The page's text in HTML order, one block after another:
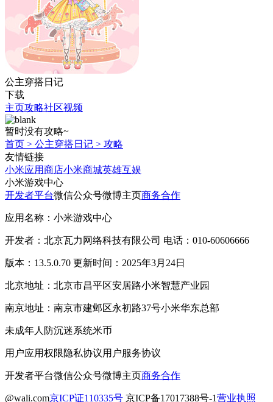
公主穿搭日记
下载
主页攻略社区视频
暂时没有攻略~
首页 > 公主穿搭日记 > 攻略
友情链接
小米应用商店小米商城英雄互娱
小米游戏中心
开发者平台微信公众号微博主页商务合作
应用名称：小米游戏中心
开发者：北京瓦力网络科技有限公司 电话：010-60606666
版本：13.5.0.70 更新时间：2025年3月24日
北京地址：北京市昌平区安居路小米智慧产业园
南京地址：南京市建邺区永初路37号小米华东总部
未成年人防沉迷系统米币
用户应用权限隐私协议用户服务协议
开发者平台微信公众号微博主页商务合作
@wali.com京ICP证110335号 京ICP备17017388号-1营业执照